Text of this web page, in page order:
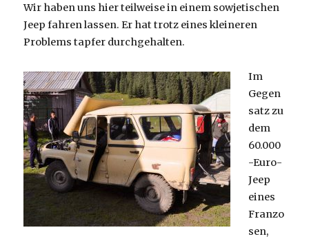
Wir haben uns hier teilweise in einem sowjetischen
Jeep fahren lassen. Er hat trotz eines kleineren
Problems tapfer durchgehalten.
Im
Gegen
satz zu
dem
60.000
-Euro-
Jeep
eines
Franzo
sen,